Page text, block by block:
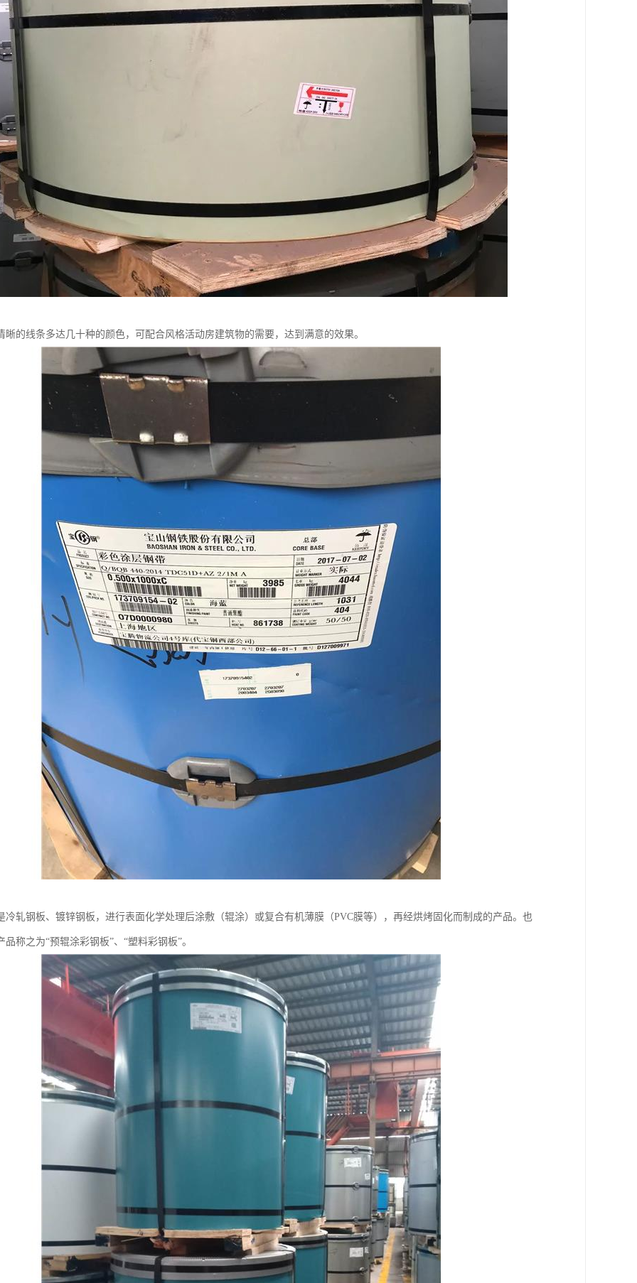
晰的线条多达几十种的颜色，可配合风格活动房建筑物的需要，达到满意的效果。
冷轧钢板、镀锌钢板，进行表面化学处理后涂敷（辊涂）或复合有机薄膜（PVC膜等），再经烘烤固化而制成的产品。也
品称之为“预辊涂彩钢板”、“塑料彩钢板”。